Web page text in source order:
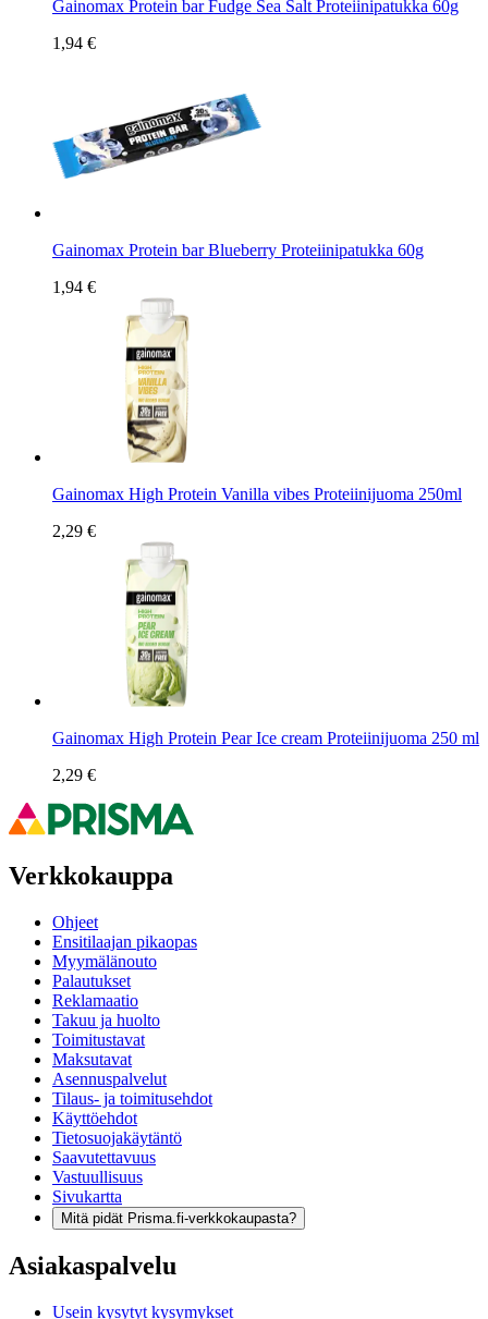
Gainomax Protein bar Fudge Sea Salt Proteiinipatukka 60g
1,94 €
Gainomax Protein bar Blueberry Proteiinipatukka 60g
1,94 €
Gainomax High Protein Vanilla vibes Proteiinijuoma 250ml
2,29 €
Gainomax High Protein Pear Ice cream Proteiinijuoma 250 ml
2,29 €
Verkkokauppa
Ohjeet
Ensitilaajan pikaopas
Myymälänouto
Palautukset
Reklamaatio
Takuu ja huolto
Toimitustavat
Maksutavat
Asennuspalvelut
Tilaus- ja toimitusehdot
Käyttöehdot
Tietosuojakäytäntö
Saavutettavuus
Vastuullisuus
Sivukartta
Mitä pidät Prisma.fi-verkkokaupasta?
Asiakaspalvelu
Usein kysytyt kysymykset